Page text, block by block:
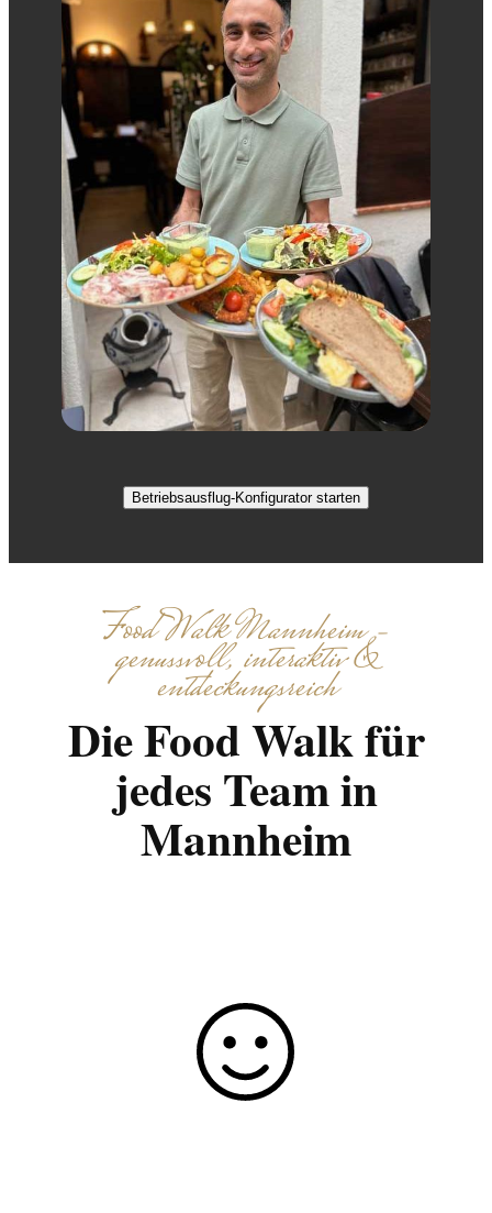
Betriebsausflug-Konfigurator starten
Food Walk Mannheim –
genussvoll, interaktiv &
entdeckungsreich
Die Food Walk für
jedes Team in
Mannheim